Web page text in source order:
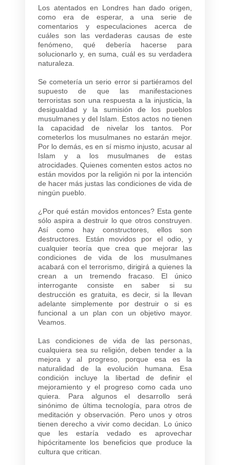
Los atentados en Londres han dado origen,
como era de esperar, a una serie de
comentarios y especulaciones acerca de
cuáles son las verdaderas causas de este
fenómeno, qué debería hacerse para
solucionarlo y, en suma, cuál es su verdadera
naturaleza.
Se cometería un serio error si partiéramos del
supuesto de que las manifestaciones
terroristas son una respuesta a la injusticia, la
desigualdad y la sumisión de los pueblos
musulmanes y del Islam. Estos actos no tienen
la capacidad de nivelar los tantos. Por
cometerlos los musulmanes no estarán mejor.
Por lo demás, es en sí mismo injusto, acusar al
Islam y a los musulmanes de estas
atrocidades. Quienes comenten estos actos no
están movidos por la religión ni por la intención
de hacer más justas las condiciones de vida de
ningún pueblo.
¿Por qué están movidos entonces? Esta gente
sólo aspira a destruir lo que otros construyen.
Así como hay constructores, ellos son
destructores. Están movidos por el odio, y
cualquier teoría que crea que mejorar las
condiciones de vida de los musulmanes
acabará con el terrorismo, dirigirá a quienes la
crean a un tremendo fracaso. El único
interrogante consiste en saber si su
destrucción es gratuita, es decir, si la llevan
adelante simplemente por destruir o si es
funcional a un plan con un objetivo mayor.
Veamos.
Las condiciones de vida de las personas,
cualquiera sea su religión, deben tender a la
mejora y al progreso, porque esa es la
naturalidad de la evolución humana. Esa
condición incluye la libertad de definir el
mejoramiento y el progreso como cada uno
quiera. Para algunos el desarrollo será
sinónimo de última tecnología, para otros de
meditación y observación. Pero unos y otros
tienen derecho a vivir como decidan. Lo único
que les estaría vedado es aprovechar
hipócritamente los beneficios que produce la
cultura que critican.